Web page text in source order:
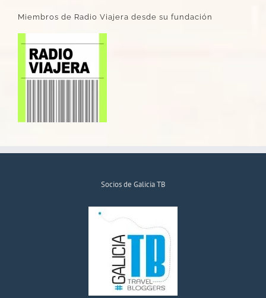
Miembros de Radio Viajera desde su fundación
Socios de Galicia TB